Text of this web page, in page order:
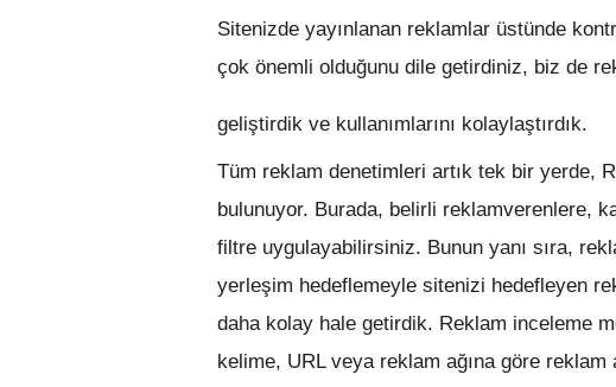
Sitenizde yayınlanan reklamlar üstünde
çok önemli olduğunu dile getirdiniz, biz de
geliştirdik ve kullanımlarını kolaylaştırdık.
Tüm reklam denetimleri artık tek bir yerde,
bulunuyor. Burada, belirli reklamverenlere,
filtre uygulayabilirsiniz. Bunun yanı sıra,
yerleşim hedeflemeyle sitenizi hedefleyen
daha kolay hale getirdik. Reklam inceleme
kelime, URL veya reklam ağına göre